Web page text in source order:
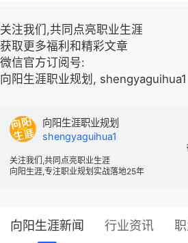
关注我们,共同点亮职业生涯
获取更多福利和精彩文章
微信官方订阅号:
向阳生涯职业规划, shengyaguihua1
向阳生涯职业规划
shengyaguihua1
关注我们,共同点亮职业生涯
向阳生涯,专注职业规划实战落地25年
向阳生涯新闻 行业资讯